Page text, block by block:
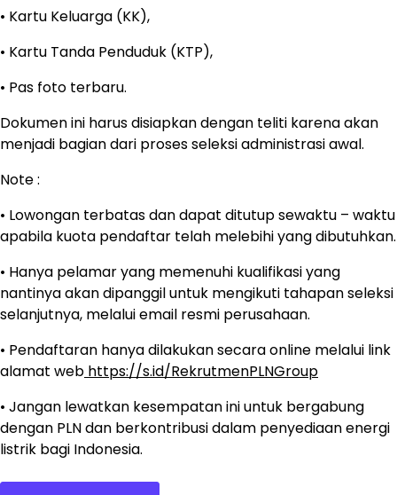
• Kartu Keluarga (KK),
• Kartu Tanda Penduduk (KTP),
• Pas foto terbaru.
Dokumen ini harus disiapkan dengan teliti karena akan
menjadi bagian dari proses seleksi administrasi awal.
Note :
• Lowongan terbatas dan dapat ditutup sewaktu – waktu
apabila kuota pendaftar telah melebihi yang dibutuhkan.
• Hanya pelamar yang memenuhi kualifikasi yang
nantinya akan dipanggil untuk mengikuti tahapan seleksi
selanjutnya, melalui email resmi perusahaan.
• Pendaftaran hanya dilakukan secara online melalui link
alamat web https://s.id/RekrutmenPLNGroup
• Jangan lewatkan kesempatan ini untuk bergabung
dengan PLN dan berkontribusi dalam penyediaan energi
listrik bagi Indonesia.